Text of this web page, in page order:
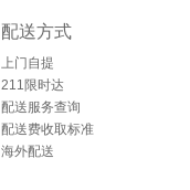
配送方式
上门自提
211限时达
配送服务查询
配送费收取标准
海外配送